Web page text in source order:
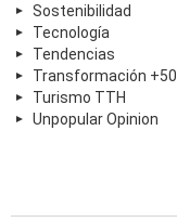
Sostenibilidad
Tecnología
Tendencias
Transformación +50
Turismo TTH
Unpopular Opinion